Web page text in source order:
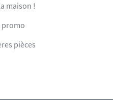
maison !
promo
pièces